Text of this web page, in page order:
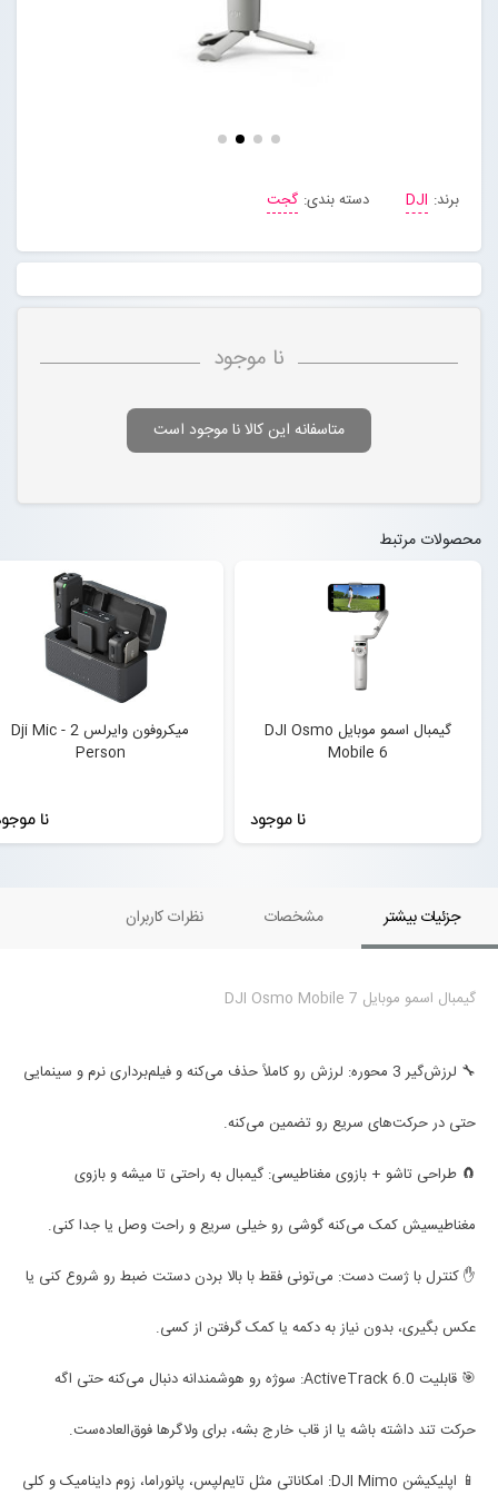
پیگیری سفارشات
برند: DJI دسته بندی: گجت
نا موجود
متاسفانه این کالا نا موجود است
محصولات مرتبط
گیمبال اسمو موبایل DJI Osmo
Mobile 6
نا موجود
میکروفون وایرلس Dji Mic - 2
Person
نا
جزئیات بیشتر مشخصات نظرات کاربران
گیمبال اسمو موبایل DJI Osmo Mobile 7
🔧 لرزش‌گیر 3 محوره: لرزش رو کاملاً حذف می‌کنه و فیلم‌برداری نرم و سینمایی
حتی در حرکت‌های سریع رو تضمین می‌کنه.
🧲 طراحی تاشو + بازوی مغناطیسی: گیمبال به راحتی تا میشه و بازوی
مغناطیسیش کمک می‌کنه گوشی رو خیلی سریع و راحت وصل یا جدا کنی.
✋ کنترل با ژست دست: می‌تونی فقط با بالا بردن دستت ضبط رو شروع کنی یا
عکس بگیری، بدون نیاز به دکمه یا کمک گرفتن از کسی.
🎯 قابلیت ActiveTrack 6.0: سوژه رو هوشمندانه دنبال می‌کنه حتی اگه
حرکت تند داشته باشه یا از قاب خارج بشه، برای ولاگرها فوق‌العاده‌ست.
📱 اپلیکیشن DJI Mimo: امکاناتی مثل تایم‌لپس، پانوراما، زوم داینامیک و کلی